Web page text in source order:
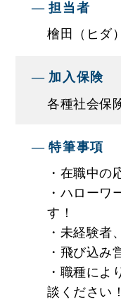
輩たちが一つひ
資格はいりませ
があれば大丈夫で
ださいね｡みんな
ていきます。
★年収アップを目
明確な評価制度
れば頑張るだけ
担当者
檜田（ヒダ）
加入保険
各種社会保
特筆事項
・在職中の
・ハローワ
す！
・未経験者
・飛び込み
・職種によ
談ください！